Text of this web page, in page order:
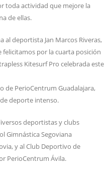
toda actividad que mejore la
de ellas.
al deportista Jan Marcos Riveras,
por la cuarta posición
Kitesurf Pro celebrada este
de PerioCentrum Guadalajara,
deporte intenso.
deportistas y clubs
Gimnástica Segoviana
y al Club Deportivo de
PerioCentrum Ávila.